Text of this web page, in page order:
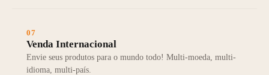
07
Venda Internacional
Envie seus produtos para o mundo todo! Multi-moeda, multi-
idioma, multi-país.